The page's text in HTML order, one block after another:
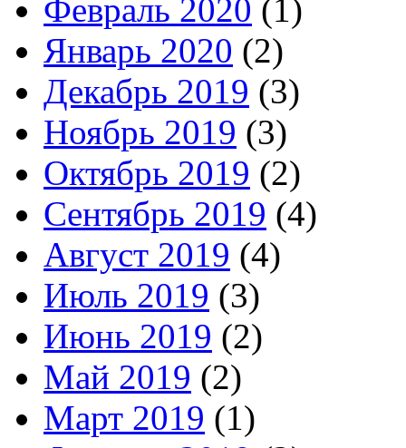
Февраль 2020 (1)
Январь 2020 (2)
Декабрь 2019 (3)
Ноябрь 2019 (3)
Октябрь 2019 (2)
Сентябрь 2019 (4)
Август 2019 (4)
Июль 2019 (3)
Июнь 2019 (2)
Май 2019 (2)
Март 2019 (1)